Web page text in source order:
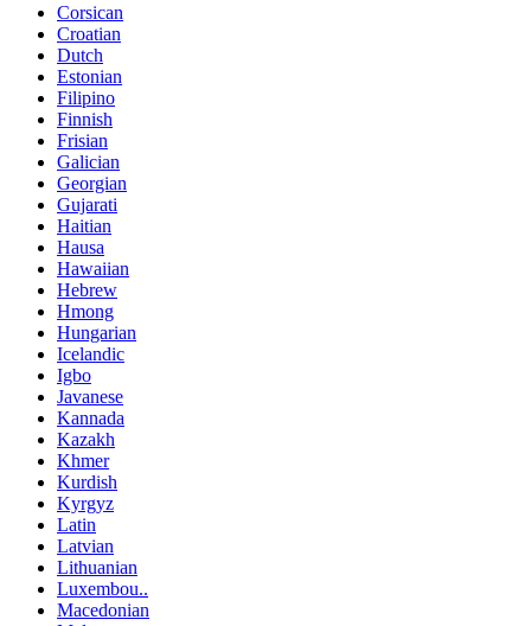
Corsican
Croatian
Dutch
Estonian
Filipino
Finnish
Frisian
Galician
Georgian
Gujarati
Haitian
Hausa
Hawaiian
Hebrew
Hmong
Hungarian
Icelandic
Igbo
Javanese
Kannada
Kazakh
Khmer
Kurdish
Kyrgyz
Latin
Latvian
Lithuanian
Luxembou..
Macedonian